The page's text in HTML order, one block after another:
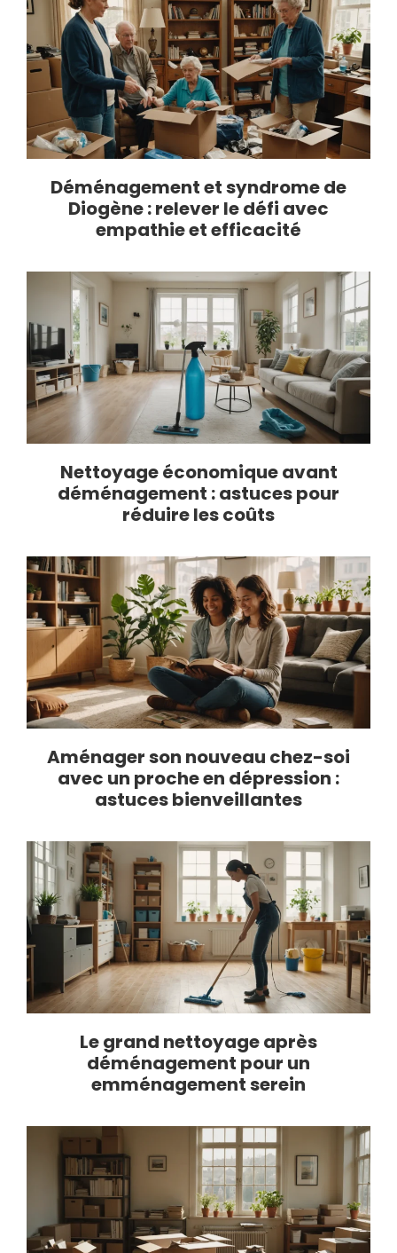
Déménagement et syndrome de
Diogène : relever le défi avec
empathie et efficacité
Nettoyage économique avant
déménagement : astuces pour
réduire les coûts
Aménager son nouveau chez-soi
avec un proche en dépression :
astuces bienveillantes
Le grand nettoyage après
déménagement pour un
emménagement serein